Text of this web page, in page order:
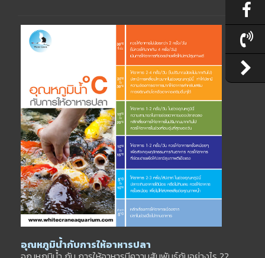
อุณหภูมิน้ำกับการให้อาหารปลา